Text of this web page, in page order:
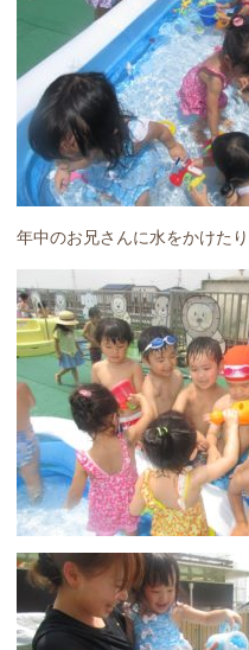
年中のお兄さんに水をかけたり